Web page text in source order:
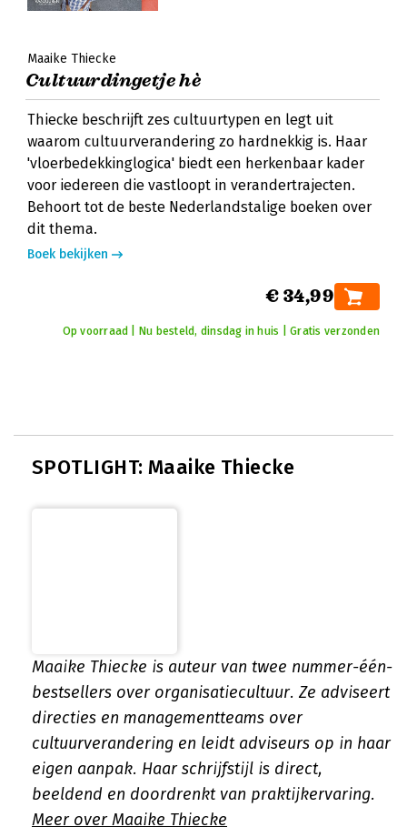
Maaike Thiecke
Cultuurdingetje hè
Thiecke beschrijft zes cultuurtypen en legt uit
waarom cultuurverandering zo hardnekkig is. Haar
'vloerbedekkinglogica' biedt een herkenbaar kader
voor iedereen die vastloopt in verandertrajecten.
Behoort tot de beste Nederlandstalige boeken over
dit thema.
Boek bekijken
€ 34,99
Op voorraad | Nu besteld, dinsdag in huis | Gratis verzonden
SPOTLIGHT: Maaike Thiecke
Maaike Thiecke is auteur van twee nummer-één-
bestsellers over organisatiecultuur. Ze adviseert
directies en managementteams over
cultuurverandering en leidt adviseurs op in haar
eigen aanpak. Haar schrijfstijl is direct,
beeldend en doordrenkt van praktijkervaring.
Meer over Maaike Thiecke